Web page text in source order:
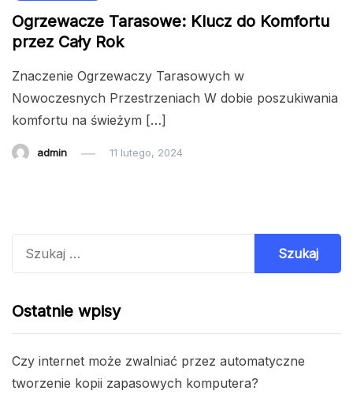
Ogrzewacze Tarasowe: Klucz do Komfortu
przez Cały Rok
Znaczenie Ogrzewaczy Tarasowych w
Nowoczesnych Przestrzeniach W dobie poszukiwania
komfortu na świeżym […]
admin 11 lutego, 2024
Ostatnie wpisy
Czy internet może zwalniać przez automatyczne
tworzenie kopii zapasowych komputera?